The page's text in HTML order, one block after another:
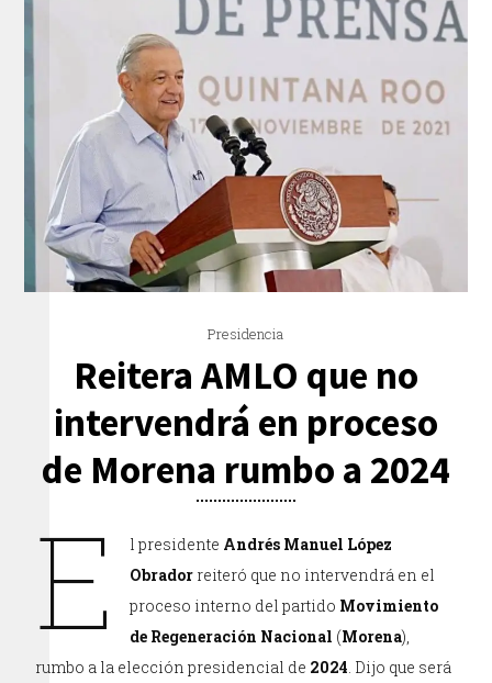
Presidencia
Reitera AMLO que no
intervendrá en proceso
de Morena rumbo a 2024
E l presidente Andrés Manuel López
Obrador reiteró que no intervendrá en el
proceso interno del partido Movimiento
de Regeneración Nacional (Morena),
rumbo a la elección presidencial de 2024. Dijo que será